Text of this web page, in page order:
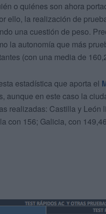
o quiénes son ahora
ello, la realización de
una cuestión de peso.
la autonomía que más
(con una media de
estadística que aporta el
aunque en este caso la
realizadas: Castilla y León
con 156; Galicia, con